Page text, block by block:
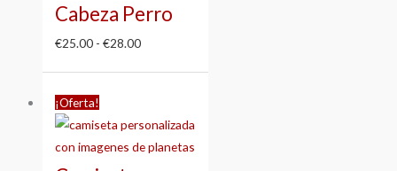
Cabeza Perro
€25.00 - €28.00
¡Oferta!
precios:
desde